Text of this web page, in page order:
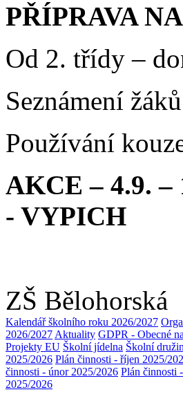
PŘÍPRAVA
Od 2. třídy –
Seznámení
Používání
AKCE – 4.9. –
- VYPICH
ZŠ Bělohorská
Kalendář školního roku 2026/2027
2026/2027 Aktuality GDPR - Obecné
Projekty EU Školní jídelna Školní
2025/2026 Plán činnosti - říjen 2025/
činnosti - únor 2025/2026 Plán činnosti
2025/2026